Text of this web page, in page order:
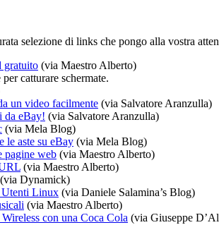
selezione di links che pongo alla vostra
gratuito (via Maestro Alberto)
catturare schermate.
un video facilmente (via Salvatore Aranzulla)
da eBay! (via Salvatore Aranzulla)
(via Mela Blog)
le aste su eBay (via Mela Blog)
pagine web (via Maestro Alberto)
(via Maestro Alberto)
(via Dynamick)
Utenti Linux (via Daniele Salamina’s Blog)
(via Maestro Alberto)
con una Coca Cola (via Giuseppe